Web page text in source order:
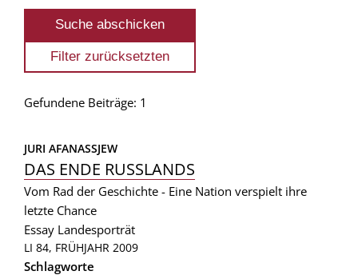
Gefundene Beiträge: 1
JURI AFANASSJEW
DAS ENDE RUSSLANDS
Vom Rad der Geschichte - Eine Nation verspielt ihre
letzte Chance
Essay Landesporträt
LI 84, FRÜHJAHR 2009
Schlagworte